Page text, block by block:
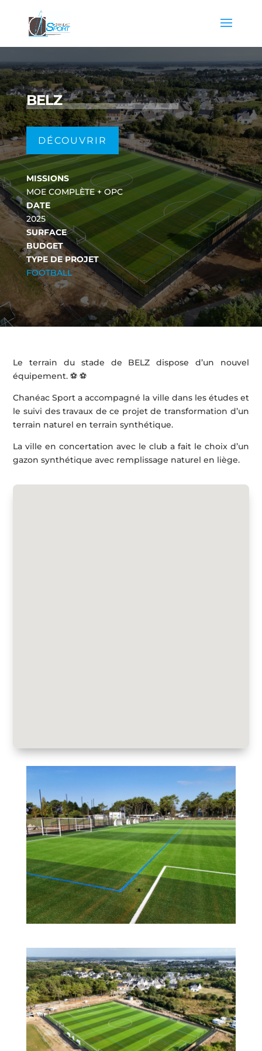
BELZ
DÉCOUVRIR
MISSIONS
MOE COMPLÈTE + OPC
DATE
2025
SURFACE
BUDGET
TYPE DE PROJET
FOOTBALL
Le terrain du stade de BELZ dispose d’un nouvel
équipement. ⚽ ⚽
Chanéac Sport a accompagné la ville dans les études et
le suivi des travaux de ce projet de transformation d’un
terrain naturel en terrain synthétique.
La ville en concertation avec le club a fait le choix d’un
gazon synthétique avec remplissage naturel en liège.